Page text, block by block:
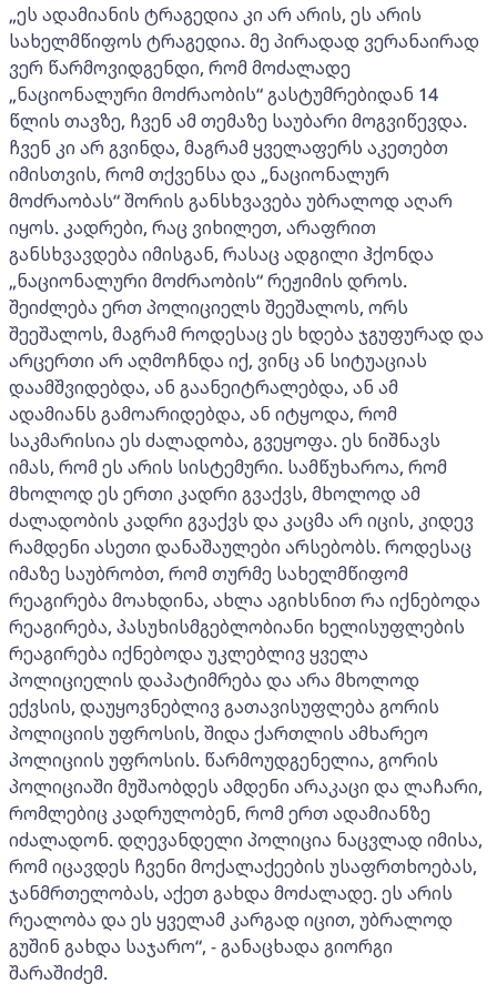
„ეს ადამიანის ტრაგედია კი არ არის, ეს არის
სახელმწიფოს ტრაგედია. მე პირადად ვერანაირად
ვერ წარმოვიდგენდი, რომ მოძალადე
„ნაციონალური მოძრაობის“ გასტუმრებიდან 14
წლის თავზე, ჩვენ ამ თემაზე საუბარი მოგვიწევდა.
ჩვენ კი არ გვინდა, მაგრამ ყველაფერს აკეთებთ
იმისთვის, რომ თქვენსა და „ნაციონალურ
მოძრაობას“ შორის განსხვავება უბრალოდ აღარ
იყოს. კადრები, რაც ვიხილეთ, არაფრით
განსხვავდება იმისგან, რასაც ადგილი ჰქონდა
„ნაციონალური მოძრაობის“ რეჟიმის დროს.
შეიძლება ერთ პოლიციელს შეეშალოს, ორს
შეეშალოს, მაგრამ როდესაც ეს ხდება ჯგუფურად და
არცერთი არ აღმოჩნდა იქ, ვინც ან სიტუაციას
დაამშვიდებდა, ან გაანეიტრალებდა, ან ამ
ადამიანს გამოარიდებდა, ან იტყოდა, რომ
საკმარისია ეს ძალადობა, გვეყოფა. ეს ნიშნავს
იმას, რომ ეს არის სისტემური. სამწუხაროა, რომ
მხოლოდ ეს ერთი კადრი გვაქვს, მხოლოდ ამ
ძალადობის კადრი გვაქვს და კაცმა არ იცის, კიდევ
რამდენი ასეთი დანაშაულები არსებობს. როდესაც
იმაზე საუბრობთ, რომ თურმე სახელმწიფომ
რეაგირება მოახდინა, ახლა აგიხსნით რა იქნებოდა
რეაგირება, პასუხისმგებლობიანი ხელისუფლების
რეაგირება იქნებოდა უკლებლივ ყველა
პოლიციელის დაპატიმრება და არა მხოლოდ
ექვსის, დაუყოვნებლივ გათავისუფლება გორის
პოლიციის უფროსის, შიდა ქართლის ამხარეო
პოლიციის უფროსის. წარმოუდგენელია, გორის
პოლიციაში მუშაობდეს ამდენი არაკაცი და ლაჩარი,
რომლებიც კადრულობენ, რომ ერთ ადამიანზე
იძალადონ. დღევანდელი პოლიცია ნაცვლად იმისა,
რომ იცავდეს ჩვენი მოქალაქეების უსაფრთხოებას,
ჯანმრთელობას, აქეთ გახდა მოძალადე. ეს არის
რეალობა და ეს ყველამ კარგად იცით, უბრალოდ
გუშინ გახდა საჯარო“, - განაცხადა გიორგი
შარაშიძემ.